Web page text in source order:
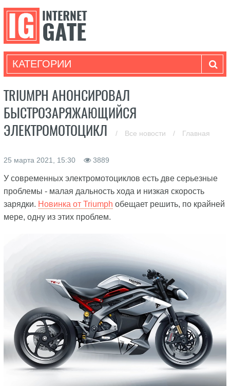
КАТЕГОРИИ
TRIUMPH АНОНСИРОВАЛ
БЫСТРОЗАРЯЖАЮЩИЙСЯ
ЭЛЕКТРОМОТОЦИКЛ
/ Все новости / Главная
25 марта 2021, 15:30 3889
У современных электромотоциклов есть две серьезные
проблемы - малая дальность хода и низкая скорость
зарядки. Новинка от Triumph обещает решить, по крайней
мере, одну из этих проблем.